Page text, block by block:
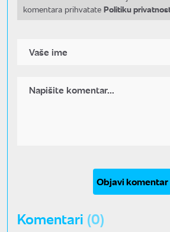
komentara prihvatate Politiku
Objavi komentar
Komentari (0)